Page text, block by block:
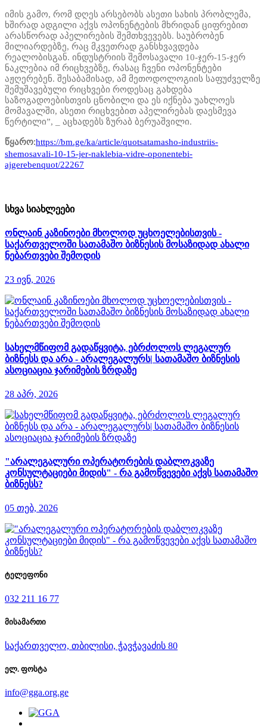
იმის გამო, რომ დღეს არსებობს ასეთი სახის პრობლემა,
ხშირად ადგილი აქვს ოპონენტების მხრიდან ციფრებით
არასწორად აპელირების შემთხვევებს. საუბრობენ
მილიარდებზე, რაც მკვეთრად განსხვავდება
რეალობისგან. ინდუსტრიის შემოსავალი 10-ჯერ-15-ჯერ
ნაკლებია იმ რიცხვებზე, რასაც ჩვენი ოპონენტები
აჟღერებენ. შესაბამისად, ამ მეთოდოლოგიის საფუძველზე
შემუშავებული რიცხვები როდესაც გახდება
საზოგადოებისთვის ცნობილი და ეს იქნება უახლოეს
მომავალში, ასეთი რიცხვებით აპელირებას დაესმევა
წერტილი”, _ აცხადებს ზურაბ ბერუაშვილი.
წყარო:https://bm.ge/ka/article/quotsatamasho-industriis-
shemosavali-10-15-jer-naklebia-vidre-oponentebi-
ajgerebenquot/22267
სხვა სიახლეები
ონლაინ კაზინოები მხოლოდ უცხოელებისთვის -
საქართველოში სათამაშო ბიზნესის მოსაზიდად ახალი
ნებართვები შემოდის
23 ივნ, 2026
სახელმწიფომ გადაწყვიტა, ებრძოლოს ლეგალურ
ბიზნესს და არა - არალეგალურს| სათამაშო ბიზნესის
ასოციაცია ჯარიმების ზრდაზე
28 აპრ, 2026
"არალეგალური ოპერატორების დაბლოკვაზე
კონსულტაციები მიდის" - რა გამოწვევები აქვს სათამაშო
ბიზნესს?
05 თებ, 2026
ტელეფონი
032 211 16 77
მისამართი
საქართველო, თბილისი, ჭავჭავაძის 80
ელ. ფოსტა
info@gga.org.ge